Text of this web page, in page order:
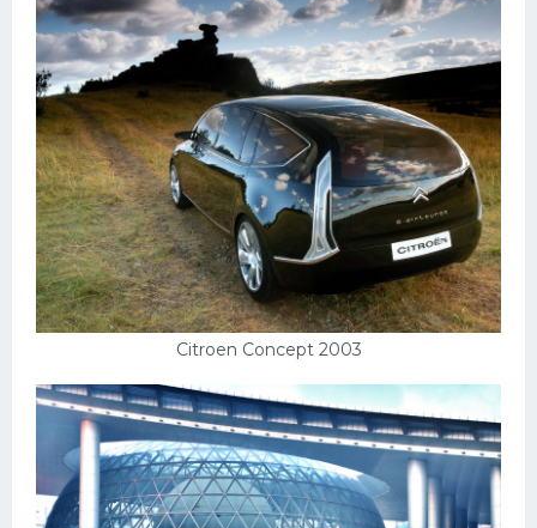
Citroen Concept 2003